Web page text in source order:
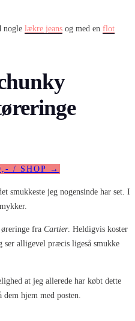
nogle lækre jeans og med en flot
/ SHOP →
smukkeste jeg nogensinde har set. I
fra Cartier. Heldigvis koster
ser alligevel præcis ligeså smukke
at jeg allerede har købt dette
hjem med posten.